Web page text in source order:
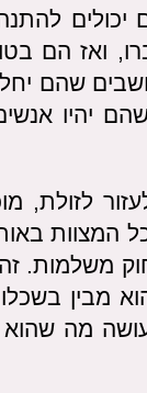
ואז הם
שהם
יהיו
לזולת,
המצוות
משלמות.
מבין
מה